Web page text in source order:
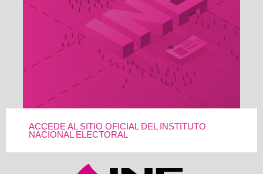
ACCEDE AL SITIO OFICIAL DEL INSTITUTO
NACIONAL ELECTORAL